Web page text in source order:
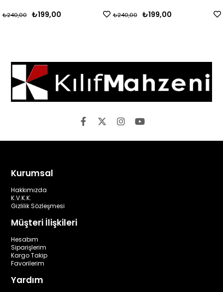
₺199,00
₺240,00 ₺199,00
₺240,00
Kurumsal
Hakkımızda
K.V.K.K.
Gizlilik Sözleşmesi
Müşteri İlişkileri
Hesabım
Siparişlerim
Kargo Takip
Favorilerim
Yardım